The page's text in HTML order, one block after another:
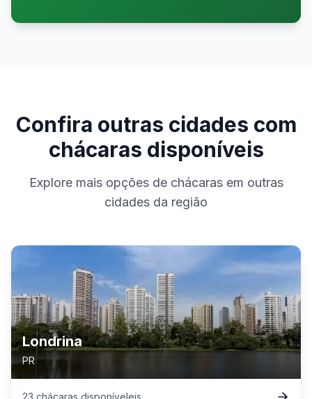
Confira outras cidades com
chácaras disponíveis
Explore mais opções de chácaras em outras
cidades da região
Londrina
PR
23 chácaras disponíveleis